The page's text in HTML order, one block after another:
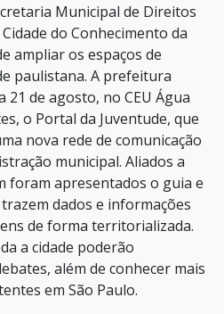
Municipal de Direitos
do Conhecimento da
ampliar os espaços de
paulistana. A prefeitura
21 de agosto, no CEU Água
o Portal da Juventude, que
nova rede de comunicação
municipal. Aliados a
foram apresentados o guia e
dados e informações
de forma territorializada.
a cidade poderão
além de conhecer mais
em São Paulo.